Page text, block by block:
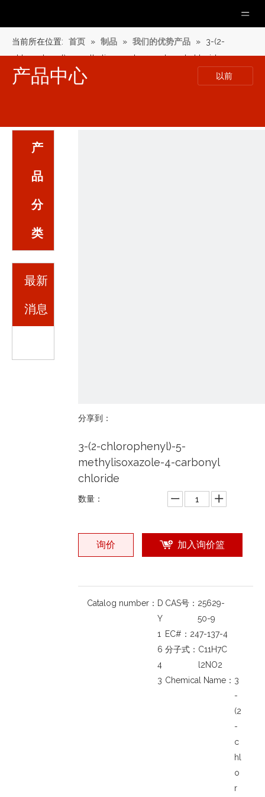
当前所在位置: 首页 » 制品 » 我们的优势产品 »
3-(2-
chlorophenyl)-5-methylisoxazole-4-carbonyl chloride
产品中心 以前
产
品
分
类
最新
消息
分享到：
3-(2-chlorophenyl)-5-
methylisoxazole-4-carbonyl
chloride
数量：
询价 加入询价篮
Catalog number： D
Y
1
6
4
3
CAS号： 25629-
50-9
EC#： 247-137-4
分子式： C11H7C
l2NO2
Chemical Name： 3
-
(2
-
c
hl
o
r